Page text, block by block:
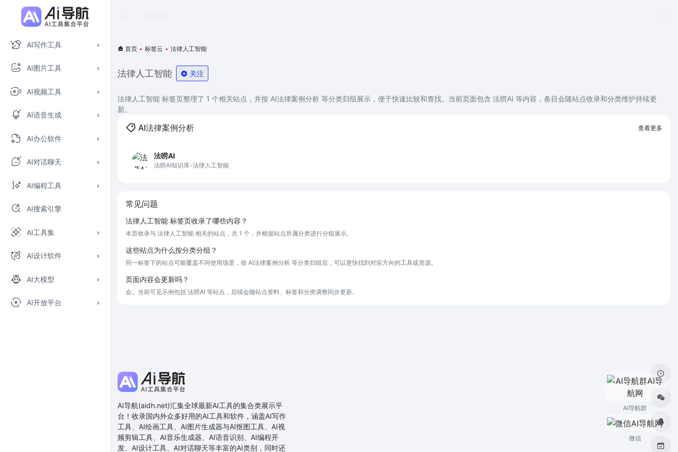
AI写作工具
AI图片工具
AI视频工具
AI语音生成
AI办公软件
AI对话聊天
AI编程工具
AI搜索引擎
AI工具集
AI设计软件
AI大模型
AI开放平台
首页 • 标签云 • 法律人工智能
法律人工智能 关注
法律人工智能 标签页整理了 1 个相关站点，并按 AI法律案例分析 等分类归组展示，便于快速比较和查找。当前页面包含 法唠AI 等内容，条目会随站点收录和分类维护持续更
新。
AI法律案例分析 查看更多
法唠AI
法唠AI知识库-法律人工智能
常见问题
法律人工智能 标签页收录了哪些内容？
本页收录与 法律人工智能 相关的站点，共 1 个，并根据站点所属分类进行分组展示。
这些站点为什么按分类分组？
同一标签下的站点可能覆盖不同使用场景，按 AI法律案例分析 等分类归组后，可以更快找到对应方向的工具或资源。
页面内容会更新吗？
会。当前可见示例包括 法唠AI 等站点，后续会随站点资料、标签和分类调整同步更新。
AI导航(aidh.net)汇集全球最新AI工具的集合类展示平
台！收录国内外众多好用的AI工具和软件，涵盖AI写作
工具、AI绘画工具、AI图片生成器与AI抠图工具、AI视
频剪辑工具、AI音乐生成器、AI语音识别、AI编程开
发、AI设计工具、AI对话聊天等丰富的AI类别，同时还
AI导航群
微信